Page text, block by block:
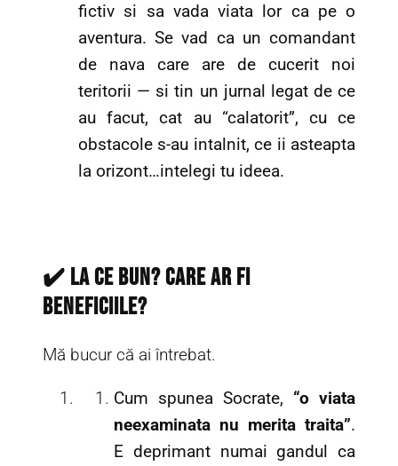
fictiv si sa vada viata lor ca pe o
aventura. Se vad ca un comandant
de nava care are de cucerit noi
teritorii — si tin un jurnal legat de ce
au facut, cat au “calatorit”, cu ce
obstacole s-au intalnit, ce ii asteapta
la orizont…intelegi tu ideea.
✔️ La ce bun? Care ar fi
beneficiile?
Mă bucur că ai întrebat.
Cum spunea Socrate, “o viata
neexaminata nu merita traita”.
E deprimant numai gandul ca